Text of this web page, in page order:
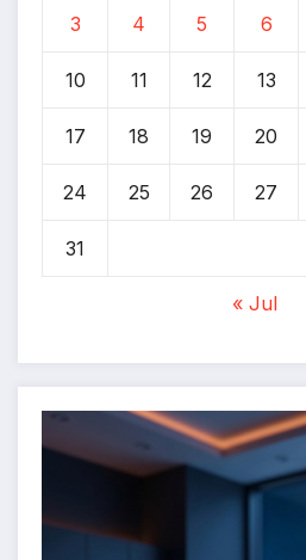
3 4 5 6
10 11 12 13
17 18 19 20
24 25 26 27
31
« Jul